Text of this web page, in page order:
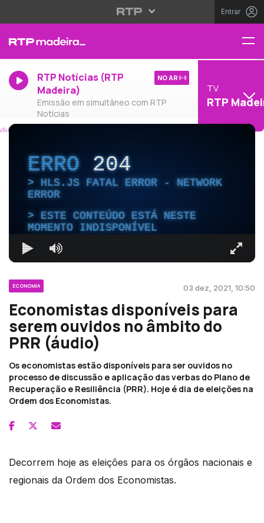
Entrar
RTP Notícias (RTP
Madeira)
Emissão em simultâneo com RTP
Notícias
NO AR
TV
RTP
ERRO204
HLS.JS FATAL ERROR - NETWORK
ERROR
ESTE CONTEÚDO ESTÁ NESTE
MOMENTO INDISPONÍVEL
ECONOMIA 03 dez, 2021, 10:50
Economistas disponíveis para
serem ouvidos no âmbito do
PRR (áudio)
Os economistas estão disponíveis para ser ouvidos no
processo de discussão e aplicação das verbas do Plano de
Recuperação e Resiliência (PRR). Hoje é dia de eleições na
Ordem dos Economistas.
Decorrem hoje as eleições para os órgãos nacionais e
regionais da Ordem dos Economistas.